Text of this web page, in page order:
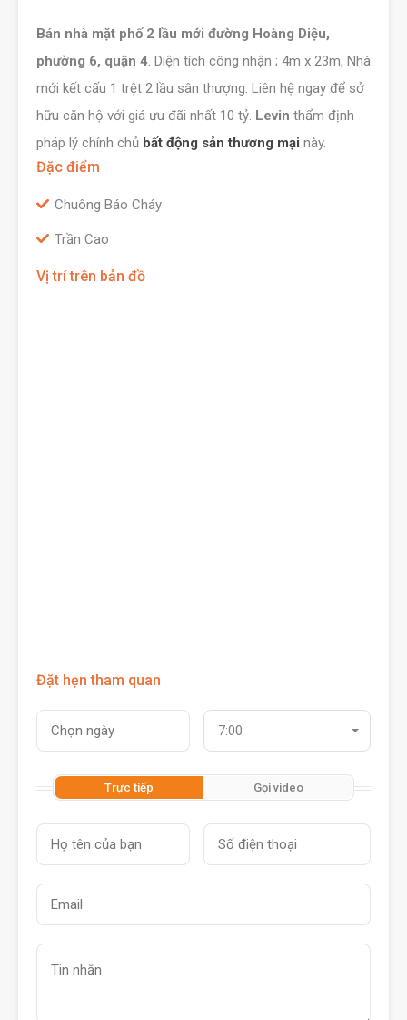
Bán nhà mặt phố 2 lầu mới đường Hoàng Diệu,
phường 6, quận 4. Diện tích công nhận ; 4m x 23m, Nhà
mới kết cấu 1 trệt 2 lầu sân thượng. Liên hệ ngay để sở
hữu căn hộ với giá ưu đãi nhất 10 tỷ. Levin thẩm định
pháp lý chính chủ bất động sản thương mại này.
Đặc điểm
Chuông Báo Cháy
Trần Cao
Vị trí trên bản đồ
Đặt hẹn tham quan
7:00
Trực tiếp Gọi video